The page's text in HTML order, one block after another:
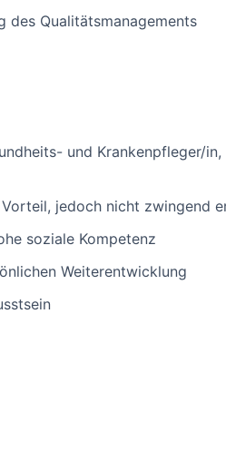
des Qualitätsmanagements
und Krankenpfleger/
jedoch nicht zwingend
soziale Kompetenz
Weiterentwicklung